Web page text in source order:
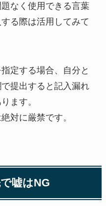
なく使用できる言葉
る際は活用してみて
定する場合、自分と
提出すると記入漏れ
ます。
対に厳禁です。
嘘はNG